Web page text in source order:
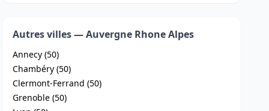
Autres villes — Auvergne Rhone Alpes
Annecy (50)
Chambéry (50)
Clermont-Ferrand (50)
Grenoble (50)